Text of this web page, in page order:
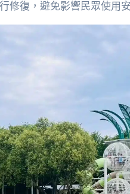
修復，避免影響民眾使用